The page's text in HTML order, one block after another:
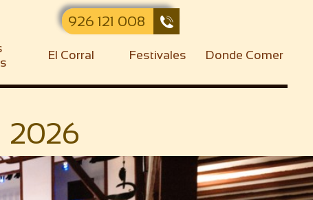
El Corral Festivales Donde Comer
926 121 008 
2026